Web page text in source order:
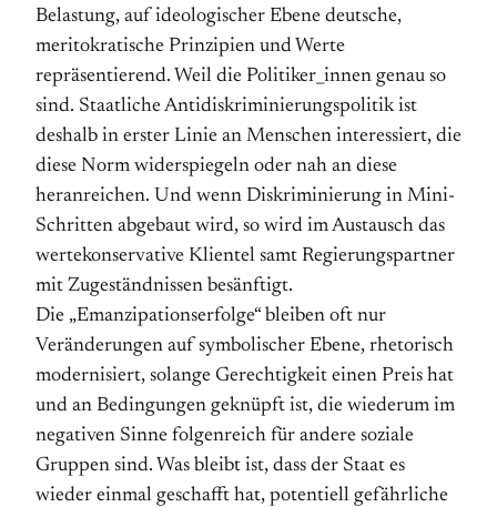
Belastung, auf ideologischer Ebene deutsche,
meritokratische Prinzipien und Werte
repräsentierend. Weil die Politiker_innen genau so
sind. Staatliche Antidiskriminierungspolitik ist
deshalb in erster Linie an Menschen interessiert, die
diese Norm widerspiegeln oder nah an diese
heranreichen. Und wenn Diskriminierung in Mini-
Schritten abgebaut wird, so wird im Austausch das
wertekonservative Klientel samt Regierungspartner
mit Zugeständnissen besänftigt.
Die „Emanzipationserfolge“ bleiben oft nur
Veränderungen auf symbolischer Ebene, rhetorisch
modernisiert, solange Gerechtigkeit einen Preis hat
und an Bedingungen geknüpft ist, die wiederum im
negativen Sinne folgenreich für andere soziale
Gruppen sind. Was bleibt ist, dass der Staat es
wieder einmal geschafft hat, potentiell gefährliche